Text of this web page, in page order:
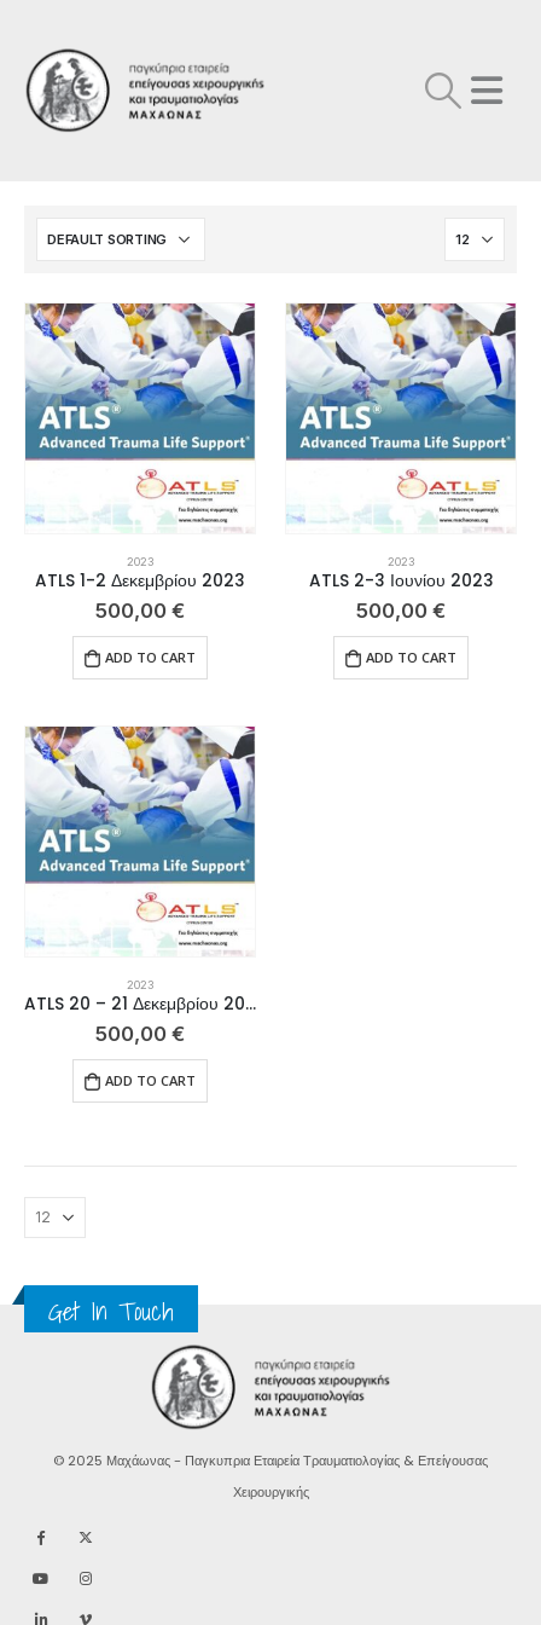
2023
ATLS 1-2 Δεκεμβρίου 2023
500,00 €
ADD TO CART
2023
ATLS 2-3 Ιουνίου 2023
500,00 €
ADD TO CART
2023
ATLS 20 – 21 Δεκεμβρίου 2023
500,00 €
ADD TO CART
Get In Touch
© 2025 Μαχάωνας - Παγκυπρια Εταιρεία Τραυματιολογίας & Επείγουσας
Χειρουργικής